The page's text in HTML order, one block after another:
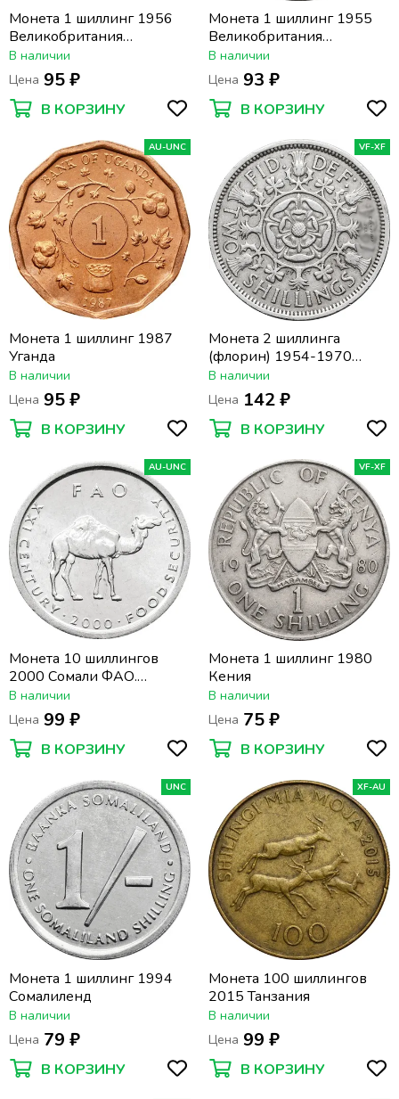
Монета 1 шиллинг 1956
Великобритания
(Английский герб)
В наличии
Цена 95 ₽
В КОРЗИНУ
Монета 1 шиллинг 1955
Великобритания
(Английский герб)
В наличии
Цена 93 ₽
В КОРЗИНУ
AU-UNC
Монета 1 шиллинг 1987
Уганда
В наличии
Цена 95 ₽
В КОРЗИНУ
VF-XF
Монета 2 шиллинга
(флорин) 1954-1970
Великобритания
В наличии
Цена 142 ₽
В КОРЗИНУ
AU-UNC
Монета 10 шиллингов
2000 Сомали ФАО.
Верблюд
В наличии
Цена 99 ₽
В КОРЗИНУ
VF-XF
Монета 1 шиллинг 1980
Кения
В наличии
Цена 75 ₽
В КОРЗИНУ
UNC
Монета 1 шиллинг 1994
Сомалиленд
В наличии
Цена 79 ₽
В КОРЗИНУ
XF-AU
Монета 100 шиллингов
2015 Танзания
В наличии
Цена 99 ₽
В КОРЗИНУ